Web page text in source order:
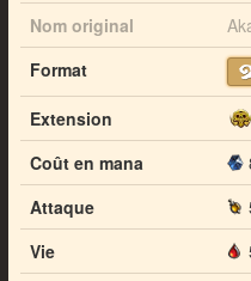
Nom original
Format
Extension
Coût en mana
Attaque
Vie